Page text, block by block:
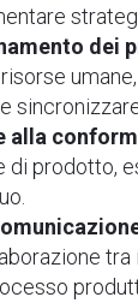
dei
alla
prodotto,